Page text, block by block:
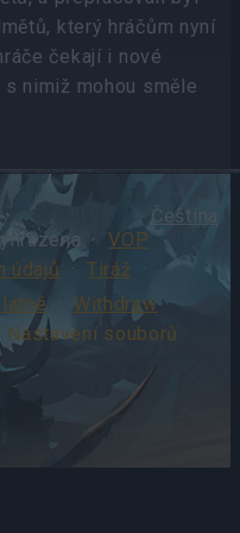
který hráčům nyní
čekají i nové
nimiž mohou směle
Čeština
·VOP ·
údajů · Tiráž ·
· Withdraw
· Nastavení souborů